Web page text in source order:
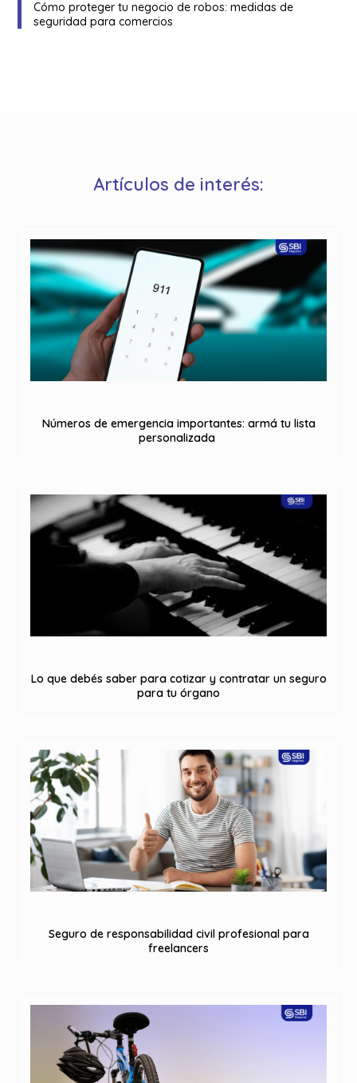
Cómo proteger tu negocio de robos: medidas de
seguridad para comercios
Artículos de interés:
Números de emergencia importantes: armá tu lista
personalizada
Lo que debés saber para cotizar y contratar un seguro
para tu órgano
Seguro de responsabilidad civil profesional para
freelancers